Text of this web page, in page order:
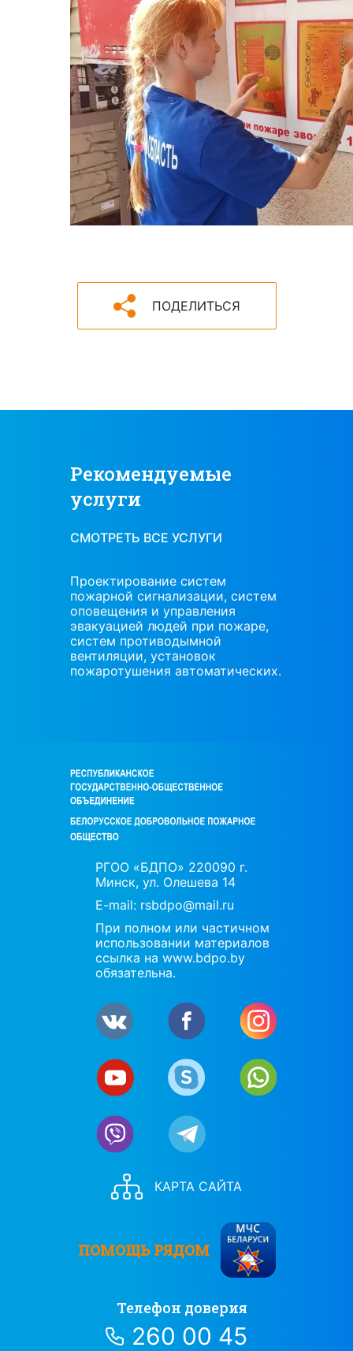
ПОДЕЛИТЬСЯ
Рекомендуемые
услуги
СМОТРЕТЬ ВСЕ УСЛУГИ
Проектирование систем
пожарной сигнализации, систем
оповещения и управления
эвакуацией людей при пожаре,
систем противодымной
вентиляции, установок
пожаротушения автоматических.
РГОО «БДПО» 220090 г.
Минск, ул. Олешева 14
E-mail: rsbdpo@mail.ru
При полном или частичном
использовании материалов
ссылка на www.bdpo.by
обязательна.
КАРТА САЙТА
ПОМОЩЬ РЯДОМ
Телефон доверия
260 00 45